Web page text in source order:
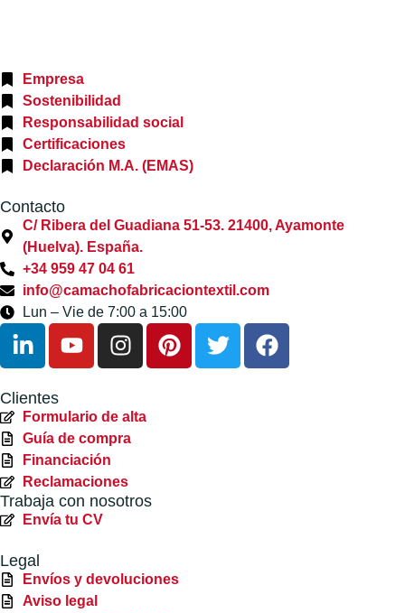
Empresa
Sostenibilidad
Responsabilidad social
Certificaciones
Declaración M.A. (EMAS)
Contacto
C/ Ribera del Guadiana 51-53. 21400, Ayamonte
(Huelva). España.
+34 959 47 04 61
info@camachofabricaciontextil.com
Lun – Vie de 7:00 a 15:00
Clientes
Formulario de alta
Guía de compra
Financiación
Reclamaciones
Trabaja con nosotros
Envía tu CV
Legal
Envíos y devoluciones
Aviso legal